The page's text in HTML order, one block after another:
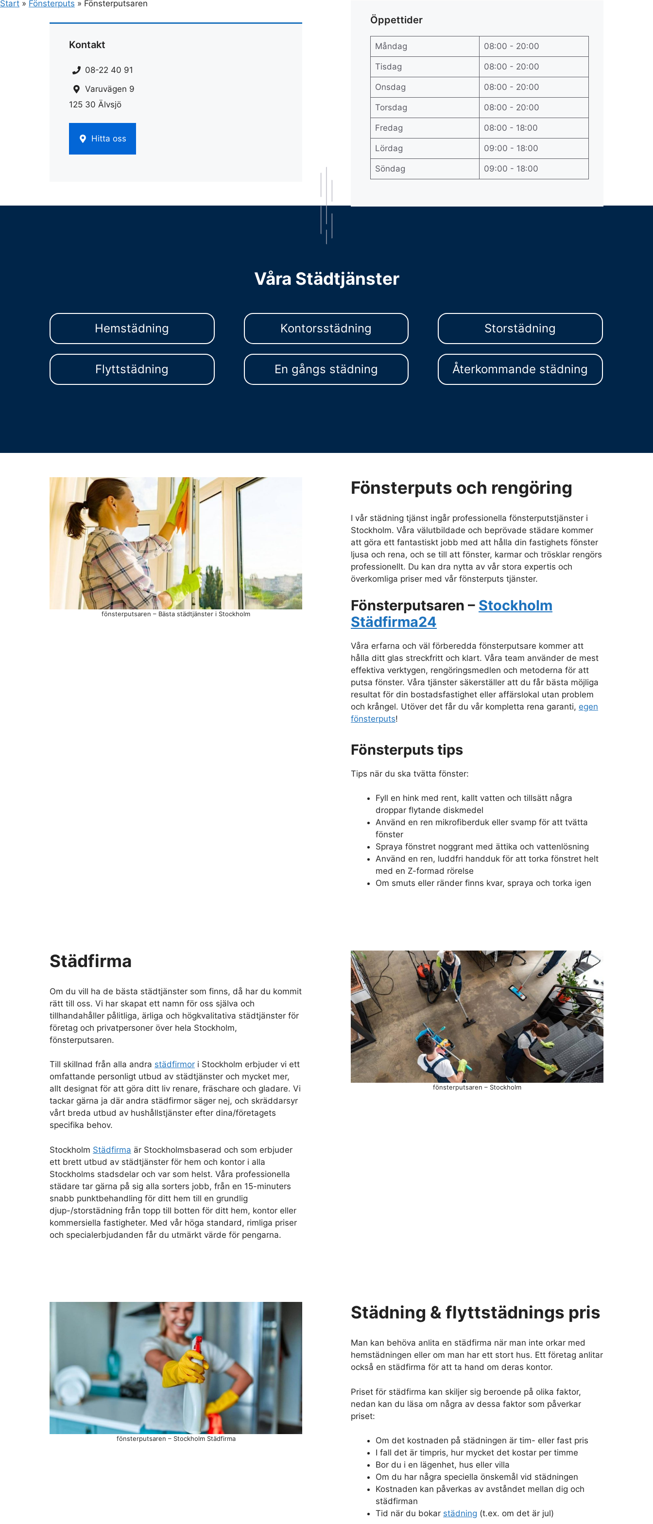
Start » Fönsterputs » Fönsterputsaren
Kontakt
08-22 40 91
Varuvägen 9
125 30 Älvsjö
Hitta oss
Öppettider
Måndag 08:00 - 20:00
Tisdag 08:00 - 20:00
Onsdag 08:00 - 20:00
Torsdag 08:00 - 20:00
Fredag 08:00 - 18:00
Lördag 09:00 - 18:00
Söndag 09:00 - 18:00
Våra Städtjänster
Hemstädning Kontorsstädning Storstädning
Flyttstädning En gångs städning Återkommande städning
fönsterputsaren – Bästa städtjänster i Stockholm
Fönsterputs och rengöring
I vår städning tjänst ingår professionella fönsterputstjänster i
Stockholm. Våra välutbildade och beprövade städare kommer
att göra ett fantastiskt jobb med att hålla din fastighets fönster
ljusa och rena, och se till att fönster, karmar och trösklar rengörs
professionellt. Du kan dra nytta av vår stora expertis och
överkomliga priser med vår fönsterputs tjänster.
Fönsterputsaren – Stockholm
Städfirma24
Våra erfarna och väl förberedda fönsterputsare kommer att
hålla ditt glas streckfritt och klart. Våra team använder de mest
effektiva verktygen, rengöringsmedlen och metoderna för att
putsa fönster. Våra tjänster säkerställer att du får bästa möjliga
resultat för din bostadsfastighet eller affärslokal utan problem
och krångel. Utöver det får du vår kompletta rena garanti, egen
fönsterputs!
Fönsterputs tips
Tips när du ska tvätta fönster:
Fyll en hink med rent, kallt vatten och tillsätt några
droppar flytande diskmedel
Använd en ren mikrofiberduk eller svamp för att tvätta
fönster
Spraya fönstret noggrant med ättika och vattenlösning
Använd en ren, luddfri handduk för att torka fönstret helt
med en Z-formad rörelse
Om smuts eller ränder finns kvar, spraya och torka igen
Städfirma
Om du vill ha de bästa städtjänster som finns, då har du kommit
rätt till oss. Vi har skapat ett namn för oss själva och
tillhandahåller pålitliga, ärliga och högkvalitativa städtjänster för
företag och privatpersoner över hela Stockholm,
fönsterputsaren.
Till skillnad från alla andra städfirmor i Stockholm erbjuder vi ett
omfattande personligt utbud av städtjänster och mycket mer,
allt designat för att göra ditt liv renare, fräschare och gladare. Vi
tackar gärna ja där andra städfirmor säger nej, och skräddarsyr
vårt breda utbud av hushållstjänster efter dina/företagets
specifika behov.
Stockholm Städfirma är Stockholmsbaserad och som erbjuder
ett brett utbud av städtjänster för hem och kontor i alla
Stockholms stadsdelar och var som helst. Våra professionella
städare tar gärna på sig alla sorters jobb, från en 15-minuters
snabb punktbehandling för ditt hem till en grundlig
djup-/storstädning från topp till botten för ditt hem, kontor eller
kommersiella fastigheter. Med vår höga standard, rimliga priser
och specialerbjudanden får du utmärkt värde för pengarna.
fönsterputsaren – Stockholm
fönsterputsaren – Stockholm Städfirma
Städning & flyttstädnings pris
Man kan behöva anlita en städfirma när man inte orkar med
hemstädningen eller om man har ett stort hus. Ett företag anlitar
också en städfirma för att ta hand om deras kontor.
Priset för städfirma kan skiljer sig beroende på olika faktor,
nedan kan du läsa om några av dessa faktor som påverkar
priset:
Om det kostnaden på städningen är tim- eller fast pris
I fall det är timpris, hur mycket det kostar per timme
Bor du i en lägenhet, hus eller villa
Om du har några speciella önskemål vid städningen
Kostnaden kan påverkas av avståndet mellan dig och
städfirman
Tid när du bokar städning (t.ex. om det är jul)